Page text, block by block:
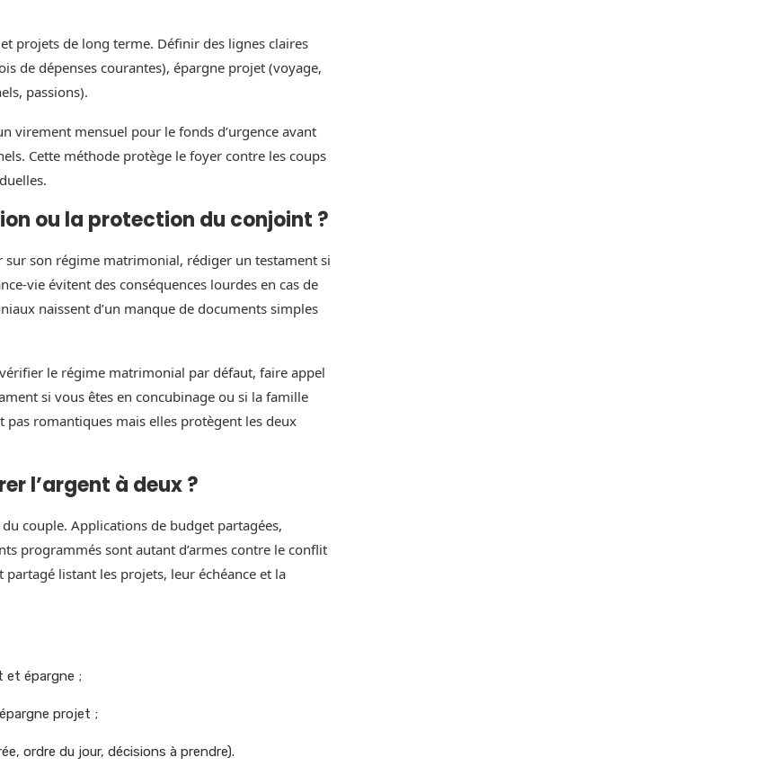
projets de long terme. Définir des lignes claires
de dépenses courantes), épargne projet (voyage,
passions).
virement mensuel pour le fonds d’urgence avant
Cette méthode protège le foyer contre les coups
ou la protection du conjoint ?
sur son régime matrimonial, rédiger un testament si
évitent des conséquences lourdes en cas de
naissent d’un manque de documents simples
le régime matrimonial par défaut, faire appel
si vous êtes en concubinage ou si la famille
pas romantiques mais elles protègent les deux
l’argent à deux ?
couple. Applications de budget partagées,
programmés sont autant d’armes contre le conflit
listant les projets, leur échéance et la
et épargne ;
projet ;
ordre du jour, décisions à prendre).